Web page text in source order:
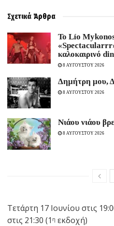
Σχετικά Άρθρα
Το Lío Mykonos
καλοκαιρινό
8 ΑΥΓΟΥΣΤΟΥ 2026
Δημήτρη μου,
8 ΑΥΓΟΥΣΤΟΥ 2026
Νιάου νιάου
8 ΑΥΓΟΥΣΤΟΥ 2026
Τετάρτη 17 Ιουνίου στις
στις 21:30 (1 η εκδοχή)